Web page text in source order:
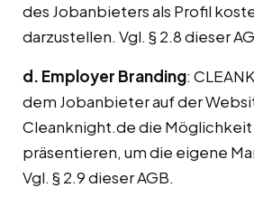
des Jobanbieters als Profil
darzustellen. Vgl. § 2.8 dieser
d. Employer Branding:
dem Jobanbieter auf der
Cleanknight.de die Möglichkeit
präsentieren, um die eigene
Vgl. § 2.9 dieser AGB.